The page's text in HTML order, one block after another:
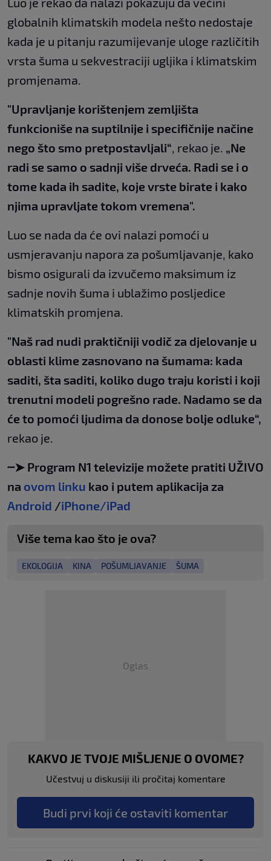
globalnih klimatskih modela nešto nedostaje
kada je u pitanju razumijevanje uloge različitih
vrsta šuma u sekvestraciji ugljika i klimatskim
promjenama.
"Upravljanje korištenjem zemljišta
funkcioniše na suptilnije i specifičnije načine
nego što smo pretpostavljali“ , rekao je. „Ne
radi se samo o sadnji više drveća. Radi se i o
tome kada ih sadite, koje vrste birate i kako
njima upravljate tokom vremena".
Luo se nada da će ovi nalazi pomoći u
usmjeravanju napora za pošumljavanje, kako
bismo osigurali da izvučemo maksimum iz
sadnje novih šuma i ublažimo posljedice
klimatskih promjena.
"Naš rad nudi praktičniji vodič za djelovanje u
oblasti klime zasnovano na šumama: kada
saditi, šta saditi, koliko dugo traju koristi i koji
trenutni modeli pogrešno rade. Nadamo se da
će to pomoći ljudima da donose bolje odluke“,
rekao je.
┈➤ Program N1 televizije možete pratiti UŽIVO
na ovom linku kao i putem aplikacija za
Android /iPhone/iPad
Više tema kao što je ova?
EKOLOGIJA KINA POŠUMLJAVANJE ŠUMA
Oglas
KAKVO JE TVOJE MIŠLJENJE O OVOME?
Učestvuj u diskusiji ili pročitaj komentare
Budi prvi koji će ostaviti komentar